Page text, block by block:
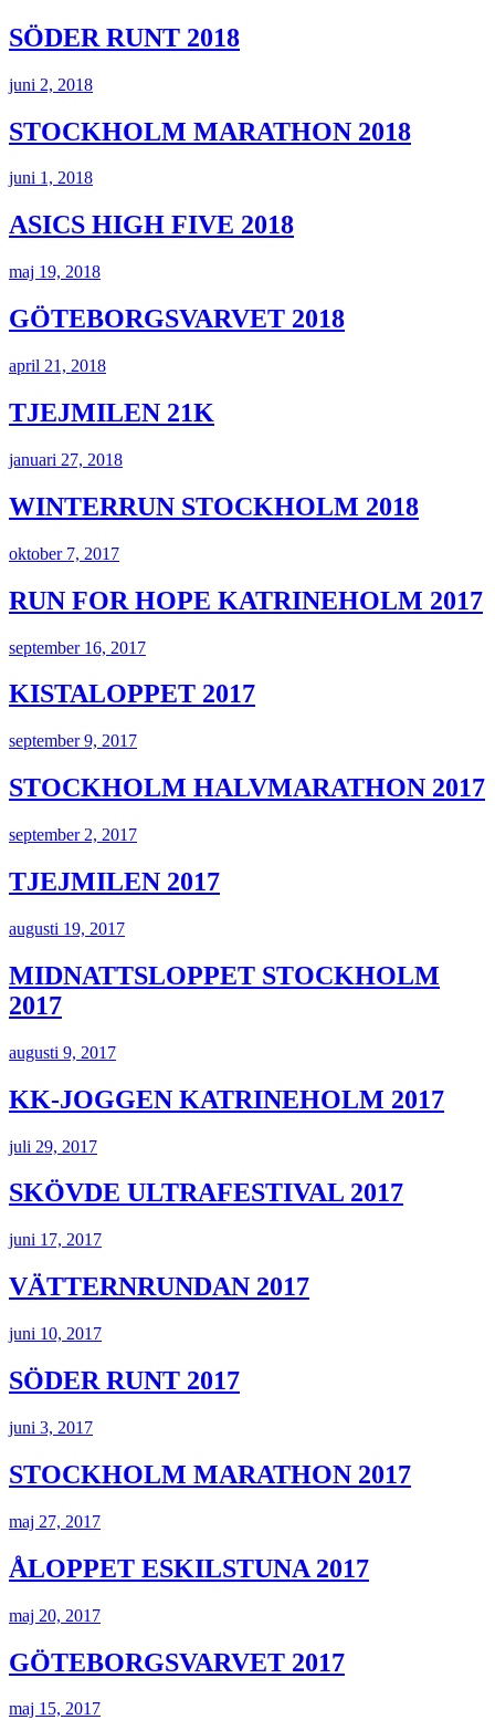
SÖDER RUNT 2018
juni 2, 2018
STOCKHOLM MARATHON 2018
juni 1, 2018
ASICS HIGH FIVE 2018
maj 19, 2018
GÖTEBORGSVARVET 2018
april 21, 2018
TJEJMILEN 21K
januari 27, 2018
WINTERRUN STOCKHOLM 2018
oktober 7, 2017
RUN FOR HOPE KATRINEHOLM 2017
september 16, 2017
KISTALOPPET 2017
september 9, 2017
STOCKHOLM HALVMARATHON 2017
september 2, 2017
TJEJMILEN 2017
augusti 19, 2017
MIDNATTSLOPPET STOCKHOLM
2017
augusti 9, 2017
KK-JOGGEN KATRINEHOLM 2017
juli 29, 2017
SKÖVDE ULTRAFESTIVAL 2017
juni 17, 2017
VÄTTERNRUNDAN 2017
juni 10, 2017
SÖDER RUNT 2017
juni 3, 2017
STOCKHOLM MARATHON 2017
maj 27, 2017
ÅLOPPET ESKILSTUNA 2017
maj 20, 2017
GÖTEBORGSVARVET 2017
maj 15, 2017